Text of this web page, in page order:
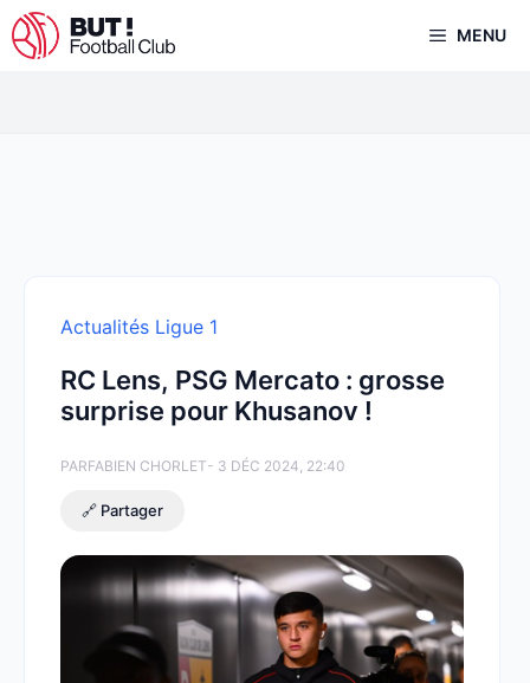
Aller
au
MENU
Actualités Ligue 1
RC Lens, PSG Mercato : grosse
surprise pour Khusanov !
PARFABIEN CHORLET- 3 DÉC 2024, 22:40
🔗 Partager